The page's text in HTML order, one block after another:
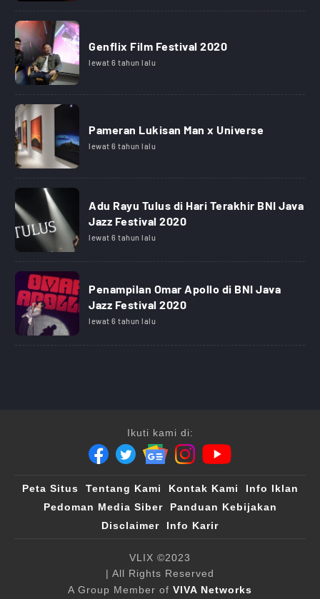
Genflix Film Festival 2020
lewat 6 tahun lalu
Pameran Lukisan Man x Universe
lewat 6 tahun lalu
Adu Rayu Tulus di Hari Terakhir BNI Java
Jazz Festival 2020
lewat 6 tahun lalu
Penampilan Omar Apollo di BNI Java
Jazz Festival 2020
lewat 6 tahun lalu
Ikuti kami di:
Peta Situs Tentang Kami Kontak Kami
Info Iklan
Pedoman Media Siber
Panduan Kebijakan
Disclaimer
Info Karir
VLIX ©2023
| All Rights Reserved
A Group Member of VIVA Networks